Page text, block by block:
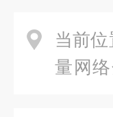
当前位
量网